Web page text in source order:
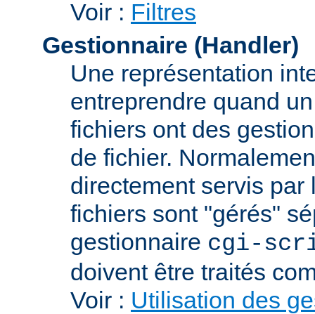
Voir : Filtres
Gestionnaire (Handler)
Une représentation
entreprendre quand
fichiers ont des
de fichier.
directement servis par
fichiers sont "gérés"
gestionnaire cgi-
doivent être traités
Voir : Utilisation des